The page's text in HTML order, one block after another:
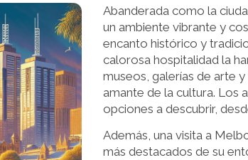
Abanderada como la
un ambiente vibrante y
encanto histórico y
calorosa hospitalidad la
museos, galerías de arte
amante de la cultura. Los
opciones a descubrir,
Además, una visita a
más destacados de su